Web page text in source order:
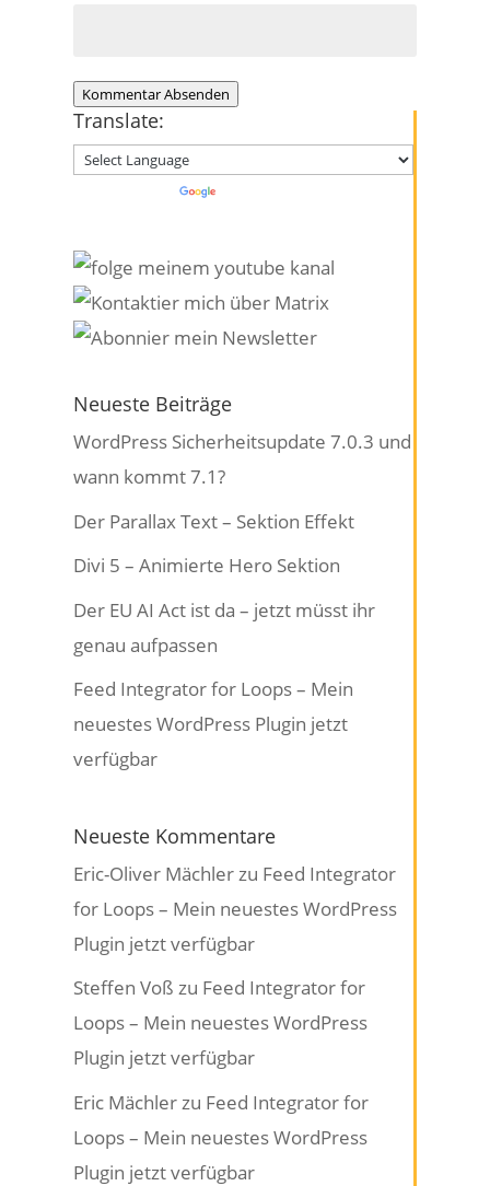
Kommentar Absenden
Translate:
Powered by
Neueste Beiträge
WordPress Sicherheitsupdate 7.0.3 und
wann kommt 7.1?
Der Parallax Text – Sektion Effekt
Divi 5 – Animierte Hero Sektion
Der EU AI Act ist da – jetzt müsst ihr
genau aufpassen
Feed Integrator for Loops – Mein
neuestes WordPress Plugin jetzt
verfügbar
Neueste Kommentare
Eric-Oliver Mächlerzu Feed Integrator
for Loops – Mein neuestes WordPress
Plugin jetzt verfügbar
Steffen Voß zu Feed Integrator for
Loops – Mein neuestes WordPress
Plugin jetzt verfügbar
Eric Mächlerzu Feed Integrator for
Loops – Mein neuestes WordPress
Plugin jetzt verfügbar